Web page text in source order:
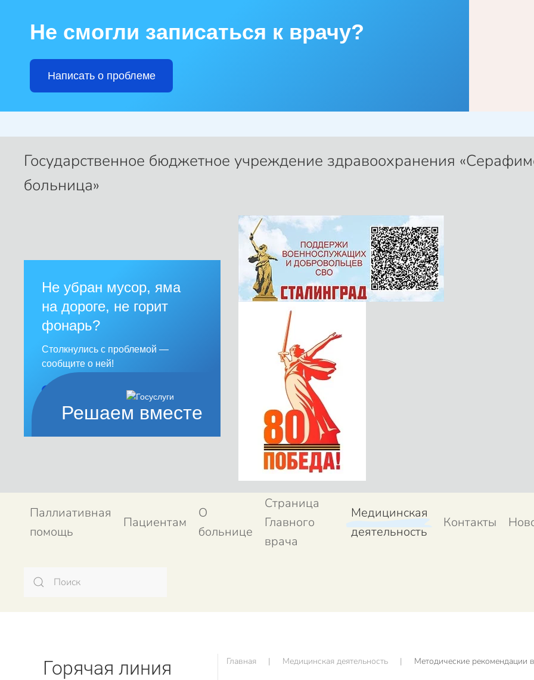
Skip to main content
Не смогли записаться к врачу?
Написать о проблеме
Государственное бюджетное учреждение здравоохранения
больница»
Решаем вместе
Не убран мусор, яма
на дороге, не горит
фонарь?
Столкнулись с проблемой —
сообщите о ней!
Сообщить о проблеме
Паллиативная
помощь
Пациентам
О
больнице
Страница
Главного
врача
Медицинская
деятельность
Контакты
Главная Медицинская деятельность Методические рекомендации
Горячая линия